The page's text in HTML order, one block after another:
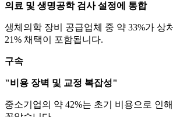
의료 및 생명공학 검사 설정에 통합
생체의학 장비 공급업체 중 약 33%가 상
21% 채택이 포함됩니다.
구속
"비용 장벽 및 교정 복잡성"
중소기업의 약 42%는 초기 비용으로 인